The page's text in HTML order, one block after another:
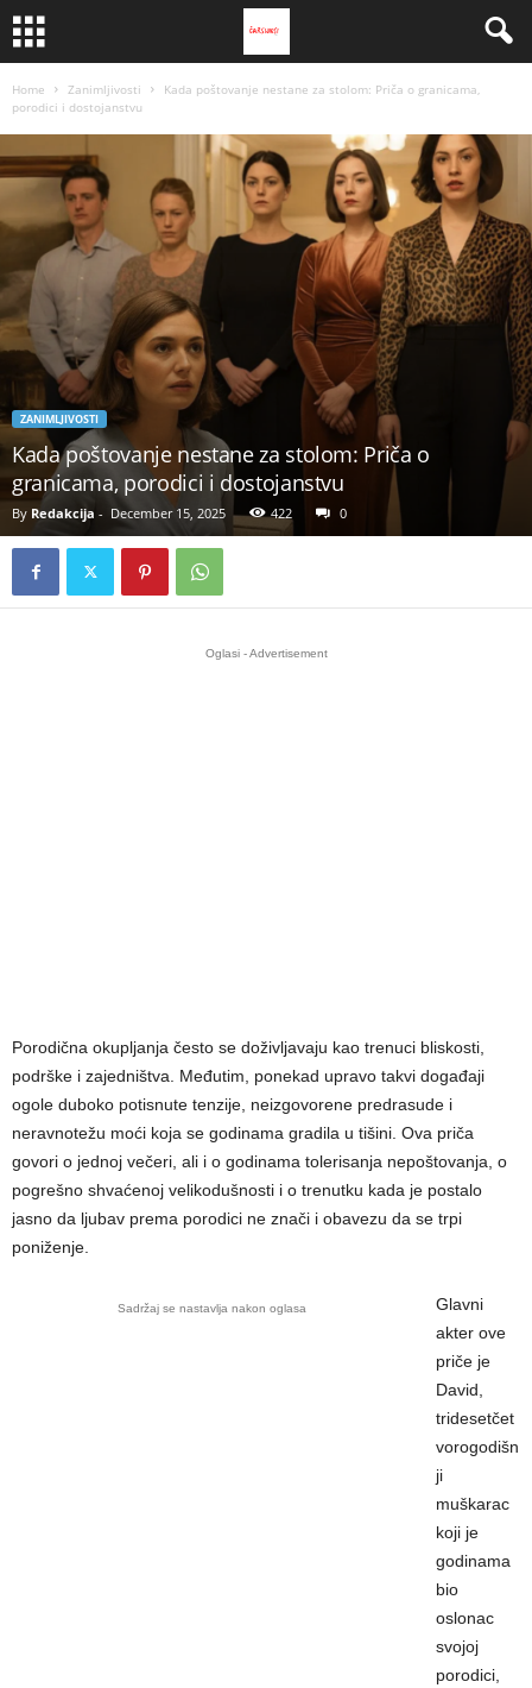
Home Zanimljivosti
Kada poštovanje nestane za stolom: Priča o granicama,
porodici i dostojanstvu
ZANIMLJIVOSTI
Kada poštovanje nestane za stolom: Priča o
granicama, porodici i dostojanstvu
By Redakcija - December 15, 2025 422 0
Oglasi - Advertisement
Porodična okupljanja često se doživljavaju kao trenuci bliskosti,
podrške i zajedništva. Međutim, ponekad upravo takvi događaji
ogole duboko potisnute tenzije, neizgovorene predrasude i
neravnotežu moći koja se godinama gradila u tišini. Ova priča
govori o jednoj večeri, ali i o godinama tolerisanja nepoštovanja, o
pogrešno shvaćenoj velikodušnosti i o trenutku kada je postalo
jasno da ljubav prema porodici ne znači i obavezu da se trpi
poniženje.
Sadržaj se nastavlja nakon oglasa
Glavni
akter ove
priče je
David,
tridesetčet
vorogodišn
ji
muškarac
koji je
godinama
bio
oslonac
svojoj
porodici,